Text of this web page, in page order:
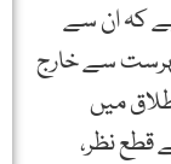
کہ ان سے
سے خارج
میں
قطع نظر،